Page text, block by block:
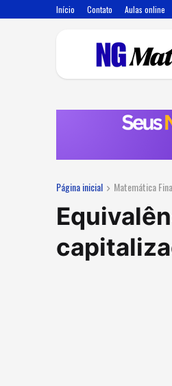
Início Contato Aulas online
Página inicial Matemática